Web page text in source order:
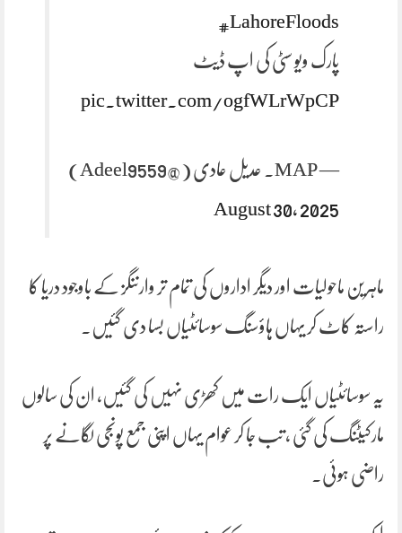
#LahoreFloods
پارک ویو سٹی کی اپ ڈیٹ
pic.twitter.com/ogfWLrWpCP
— MAP. عدیل عادی (@Adeel9559)
August 30, 2025
ماہرین ماحولیات اور دیگر اداروں کی تمام تر وارننگز کے باوجود دریا کا
راستہ کاٹ کر یہاں ہاؤسنگ سوسائٹیاں بسا دی گئیں۔
یہ سوسائٹیاں ایک رات میں کھڑی نہیں کی گئیں، ان کی سالوں
مارکیٹنگ کی گئی ، تب جا کر عوام یہاں اپنی جمع پونجی لگانے پر
راضی ہوئی۔